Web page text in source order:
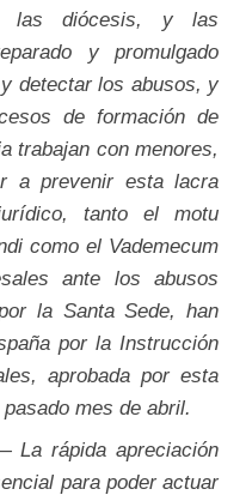
las diócesis, y las
y promulgado
detectar los abusos, y
de formación de
trabajan con menores,
a prevenir esta lacra
tanto el motu
como el Vademecum
ante los abusos
la Santa Sede, han
por la Instrucción
aprobada por esta
mes de abril.
La rápida apreciación
para poder actuar